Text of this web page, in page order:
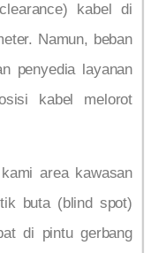
kabel di
Namun, beban
penyedia layanan
kabel melorot
area kawasan
buta (blind spot)
di pintu gerbang